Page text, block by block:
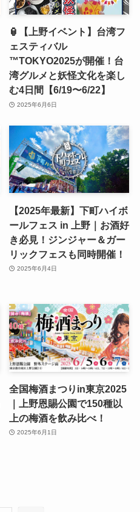
🏮【上野イベント】台湾フ
ェスティバル
™TOKYO2025が開催！台
湾グルメと妖怪文化を楽し
む4日間【6/19〜6/22】
2025年6月6日
【2025年最新】下町ハイボ
ールフェス in 上野｜お酒好
き必見！ジンジャー＆ガー
リックフェスも同時開催！
2025年6月4日
全国梅酒まつりin東京2025
｜上野恩賜公園で150種以
上の梅酒を飲み比べ！
2025年6月1日